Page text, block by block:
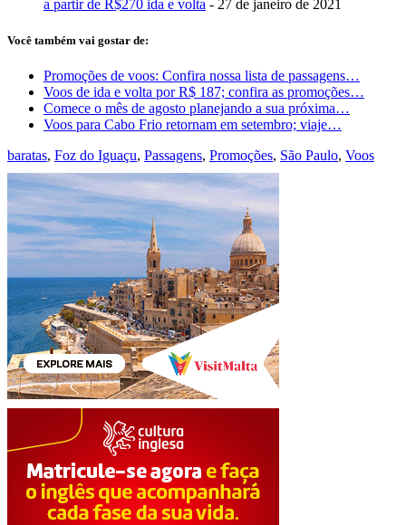
a partir de R$270 ida e volta - 27 de janeiro de 2021
Você também vai gostar de:
Promoções de voos: Confira nossa lista de passagens…
Voos de ida e volta por R$ 187; confira as promoções…
Comece o mês de agosto planejando a sua próxima…
Voos para Cabo Frio retornam em setembro; viaje…
baratas, Foz do Iguaçu, Passagens, Promoções, São Paulo, Voos